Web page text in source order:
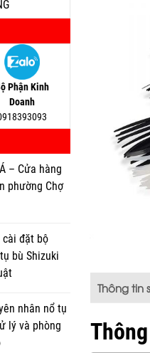
Phận Kinh
Doanh
– Cửa hàng
phường Chợ
cài đặt bộ
bù Shizuki
nhân nổ tụ
lý và phòng
Thông tin